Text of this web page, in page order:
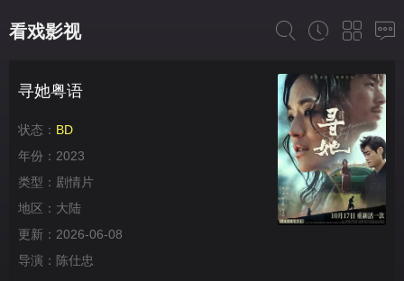
看戏影视
寻她粤语
状态： BD
年份： 2023
类型： 剧情片
地区： 大陆
更新： 2026-06-08
导演： 陈仕忠